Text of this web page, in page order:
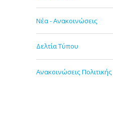
Νέα - Ανακοινώσεις
Δελτία Τύπου
Ανακοινώσεις